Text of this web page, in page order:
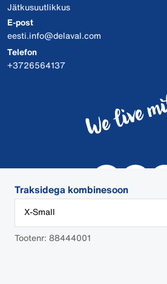
Traksidega kombinesoon
X-Small
Tootenr: 88444001
Jätkusuutlikkus
E-post
eesti.info@delaval.com
Telefon
+3726564137